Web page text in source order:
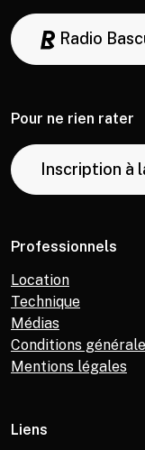
Radio
Pour ne rien rater
Inscription à
Professionnels
Location
Technique
Médias
Conditions
Mentions légales
Liens